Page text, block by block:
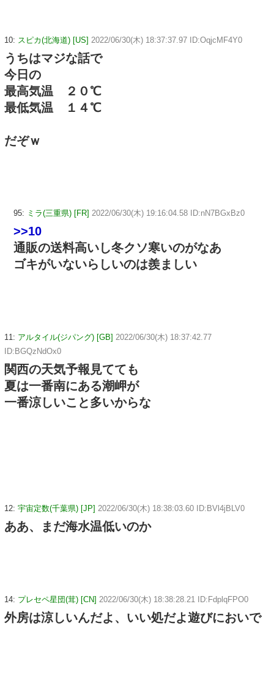
10: スピカ(北海道) [US] 2022/06/30(木) 18:37:37.97 ID:OqjcMF4Y0
うちはマジな話で
今日の
最高気温 ２０℃
最低気温 １４℃
だぞｗ
95: ミラ(三重県) [FR] 2022/06/30(木) 19:16:04.58 ID:nN7BGxBz0
>>10
通販の送料高いし冬クソ寒いのがなあ
ゴキがいないらしいのは羨ましい
11: アルタイル(ジパング) [GB] 2022/06/30(木) 18:37:42.77
ID:BGQzNdOx0
関西の天気予報見てても
夏は一番南にある潮岬が
一番涼しいこと多いからな
12: 宇宙定数(千葉県) [JP] 2022/06/30(木) 18:38:03.60 ID:BVl4jBLV0
ああ、まだ海水温低いのか
14: プレセペ星団(茸) [CN] 2022/06/30(木) 18:38:28.21 ID:FdplqFPO0
外房は涼しいんだよ、いい処だよ遊びにおいで